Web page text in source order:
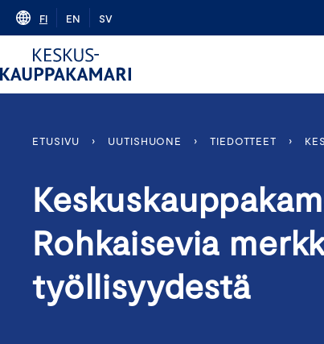
Skip
content
FI EN SV
ETUSIVU › UUTISHUONE › TIEDOTTEET ›
Rohkaisevia
työllisyydestä